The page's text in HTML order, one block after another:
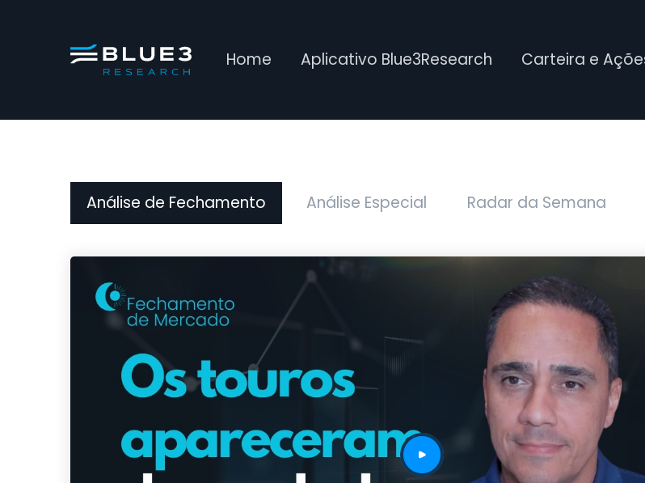
Home Aplicativo Blue3Research Carteira e
Análise de Fechamento Análise Especial Radar da Semana